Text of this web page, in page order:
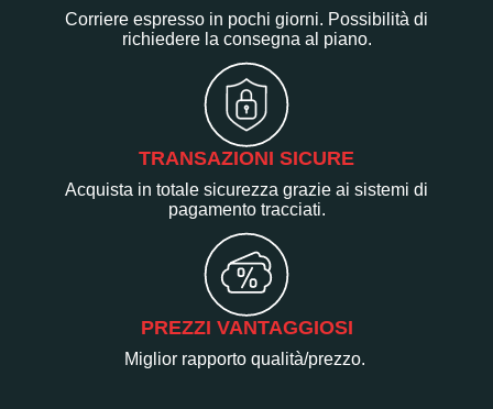
Corriere espresso in pochi giorni. Possibilità di
richiedere la consegna al piano.
TRANSAZIONI SICURE
Acquista in totale sicurezza grazie ai sistemi di
pagamento tracciati.
PREZZI VANTAGGIOSI
Miglior rapporto qualità/prezzo.